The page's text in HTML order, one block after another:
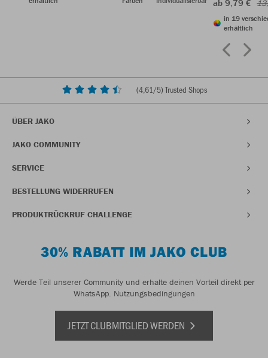
ab 9,79 €
in 19
erhältlich
(4,61/5) Trusted Shops
ÜBER JAKO
JAKO COMMUNITY
SERVICE
BESTELLUNG WIDERRUFEN
PRODUKTRÜCKRUF CHALLENGE
30% RABATT IM JAKO CLUB
Werde Teil unserer Community und erhalte deinen Vorteil direkt per
WhatsApp. Nutzungsbedingungen
JETZT CLUBMITGLIED WERDEN